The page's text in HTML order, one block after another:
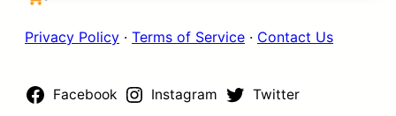
Privacy Policy · Terms of Service · Contact Us
Facebook Instagram Twitter